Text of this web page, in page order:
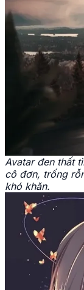
Avatar đen thất
cô đơn, trống
khó khăn.